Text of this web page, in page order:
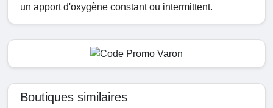
un apport d'oxygène constant ou intermittent.
Boutiques similaires